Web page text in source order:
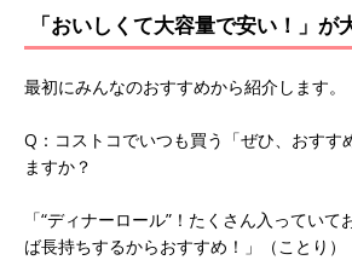
「おいしくて大容量で安い！」が
最初にみんなのおすすめから紹介します。
Q：コストコでいつも買う「ぜひ、おすす
ますか？
「“ディナーロール”！たくさん入ってい
ば長持ちするからおすすめ！」（ことり）